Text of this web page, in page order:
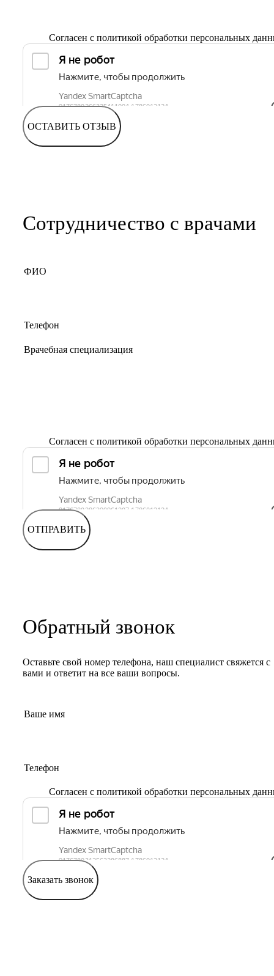
Согласен с политикой обработки персональных
ОСТАВИТЬ ОТЗЫВ
Сотрудничество с врачами
Согласен с политикой обработки персональных
ОТПРАВИТЬ
Обратный звонок
Оставьте свой номер телефона, наш специалист свяжется с
вами и ответит на все ваши вопросы.
Согласен с политикой обработки персональных
Заказать звонок